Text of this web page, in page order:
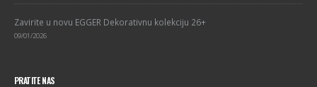
Zavirite u novu EGGER Dekorativnu kolekciju 26+
09/01/2026
PRATITE NAS